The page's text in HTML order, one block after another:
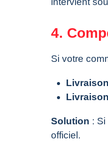
4.
Si votre
Solution :
officiel.